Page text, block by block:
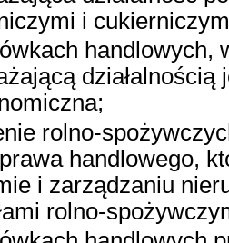
i
handlowych,
działalnością
rolno-
handlowego,
i zarządzaniu
rolno-